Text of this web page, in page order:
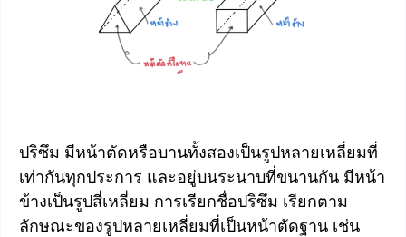
ปริซึม มีหน้าตัดหรือบานทั้งสองเป็นรูปหลายเหลี่ยมที่
เท่ากันทุกประการ และอยู่บนระนาบที่ขนานกัน มีหน้า
ข้างเป็นรูปสี่เหลี่ยม การเรียกชื่อปริซึม เรียกตาม
ลักษณะของรูปหลายเหลี่ยมที่เป็นหน้าตัดฐาน เช่น